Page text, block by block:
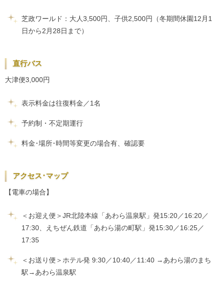
芝政ワールド：大人3,500円、子供2,500円（冬期間休園12月1
日から2月28日まで）
直行バス
大津便3,000円
表示料金は往復料金／1名
予約制・不定期運行
料金･場所･時間等変更の場合有、確認要
アクセス･マップ
【電車の場合】
＜お迎え便＞JR北陸本線「あわら温泉駅」発15:20／16:20／
17:30、えちぜん鉄道「あわら湯の町駅」発15:30／16:25／
17:35
＜お送り便＞ホテル発 9:30／10:40／11:40 →あわら湯のまち
駅→あわら温泉駅